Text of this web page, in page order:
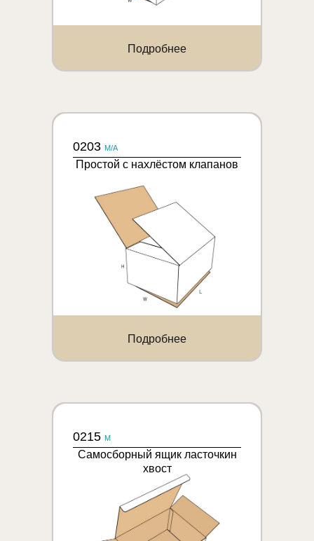
Подробнее
0203 M/A
Простой с нахлёстом клапанов
Подробнее
0215 M
Самосборный ящик ласточкин
хвост